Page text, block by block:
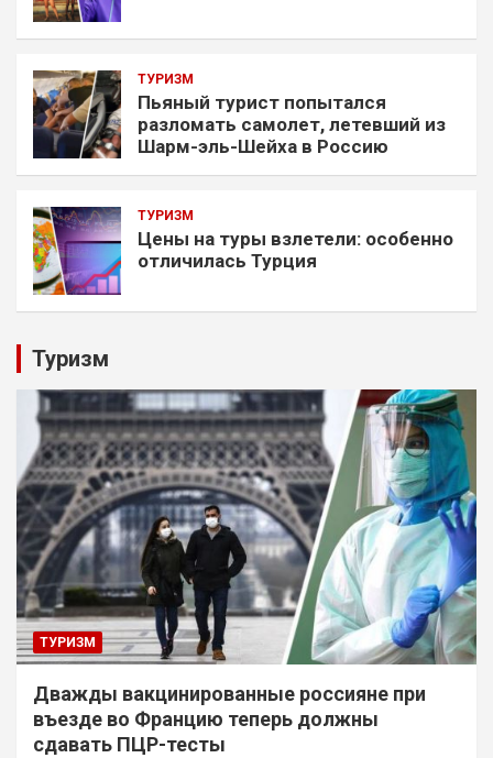
ТУРИЗМ
Пьяный турист попытался
разломать самолет, летевший из
Шарм-эль-Шейха в Россию
ТУРИЗМ
Цены на туры взлетели: особенно
отличилась Турция
Туризм
ТУРИЗМ
Дважды вакцинированные россияне при
въезде во Францию теперь должны
сдавать ПЦР-тесты